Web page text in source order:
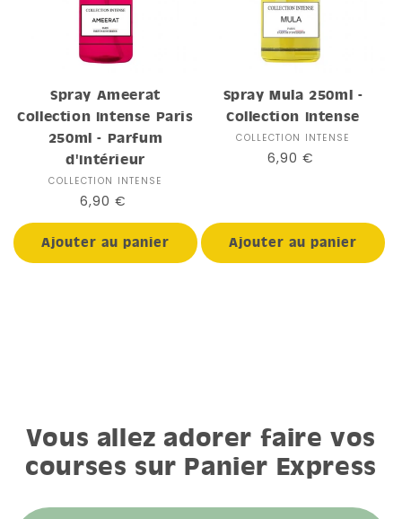
Spray Ameerat
Collection Intense Paris
250ml - Parfum
d'Intérieur
Distributeur :
COLLECTION INTENSE
Prix
habituel
6,90 €
Ajouter au panier
Spray Mula 250ml -
Collection Intense
Distributeur :
COLLECTION INTENSE
Prix
6,90 €
Ajouter au panier
Vous allez adorer faire vos
courses sur Panier Express